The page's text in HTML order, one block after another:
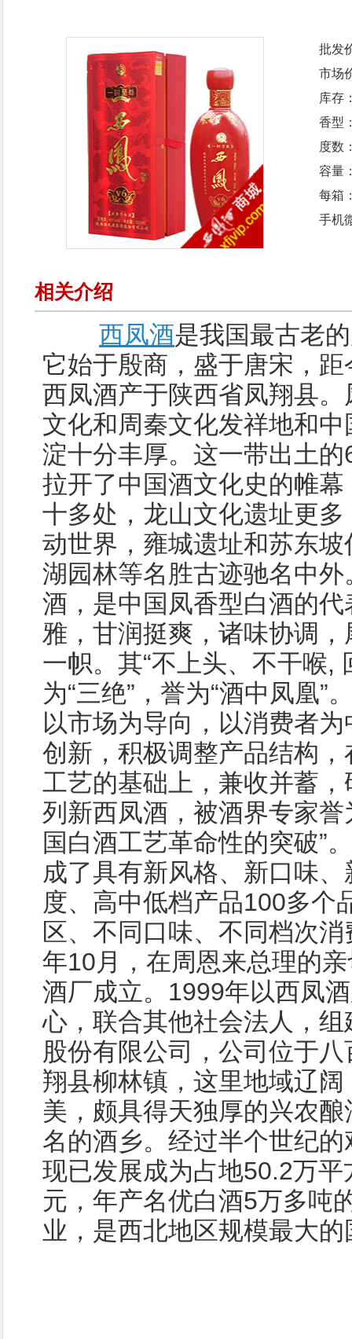
批发
市场
库存
香型
度数
容量
每箱
手机
相关介绍
西凤酒是我国最古老
它始于殷商，盛于唐宋，
西凤酒产于陕西省凤翔县
文化和周秦文化发祥地和
淀十分丰厚。这一带出土
拉开了中国酒文化史的帷
十多处，龙山文化遗址更
动世界，雍城遗址和苏东
湖园林等名胜古迹驰名中
酒，是中国凤香型白酒的
雅，甘润挺爽，诸味协调
一帜。其“不上头、不干喉,
为“三绝”，誉为“酒中凤凰”
以市场为导向，以消费者
创新，积极调整产品结构
工艺的基础上，兼收并蓄
列新西凤酒，被酒界专家誉
国白酒工艺革命性的突破”
成了具有新风格、新口味
度、高中低档产品100多个
区、不同口味、不同档次
年10月，在周恩来总理的
酒厂成立。1999年以西凤
心，联合其他社会法人，
股份有限公司，公司位于
翔县柳林镇，这里地域辽
美，颇具得天独厚的兴农
名的酒乡。经过半个世纪
现已发展成为占地50.2万
元，年产名优白酒5万多吨
业，是西北地区规模最大